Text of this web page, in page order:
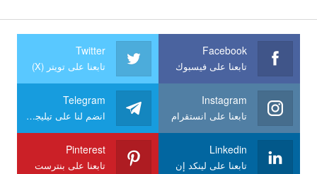
Facebook
تابعنا على فيسبوك
Twitter
تابعنا على تويتر (X)
Instagram
تابعنا على انستقرام
Telegram
انضم لنا على تيليجرام
Linkedin
تابعنا على لينكد إن
Pinterest
تابعنا على بنترست